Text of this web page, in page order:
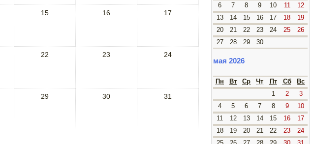
15 16 17
22 23 24
29 30 31
6
7 8 9 10 11
12
13
14 15 16 17 18
19
20
21 22 23 24 25
26
27
28 29 30
мая 2026
Пн Вт Ср Чт Пт Сб
Вс
1
2
3
4
5 6 7 8 9
10
11
12 13 14 15 16
17
18
19 20 21 22 23
24